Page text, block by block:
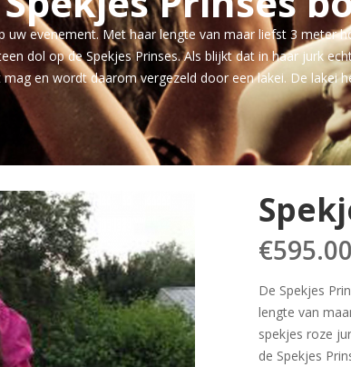
uw evenement. Met haar lengte van maar liefst 3 meter
dol op de Spekjes Prinses. Als blijkt dat in haar jurk
en wordt daarom vergezeld door een lakei. De
€595.00
De Spekjes
lengte van
spekjes roze
de Spekjes